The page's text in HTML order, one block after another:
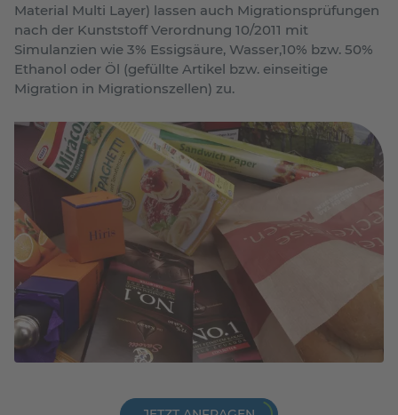
Material Multi Layer) lassen auch Migrationsprüfungen
nach der Kunststoff Verordnung 10/2011 mit
Simulanzien wie 3% Essigsäure, Wasser,10% bzw. 50%
Ethanol oder Öl (gefüllte Artikel bzw. einseitige
Migration in Migrationszellen) zu.